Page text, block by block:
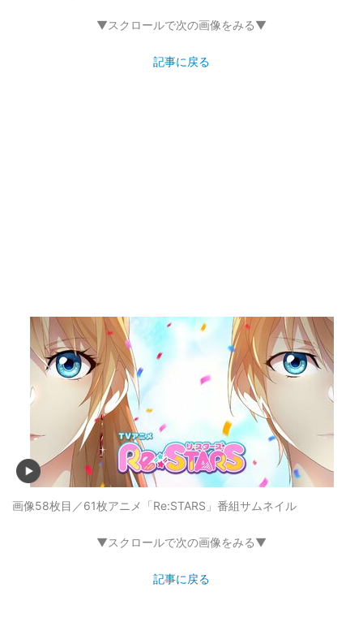
▼スクロールで次の画像をみる▼
記事に戻る
画像58枚目／61枚アニメ「Re:STARS」番組サムネイル
▼スクロールで次の画像をみる▼
記事に戻る